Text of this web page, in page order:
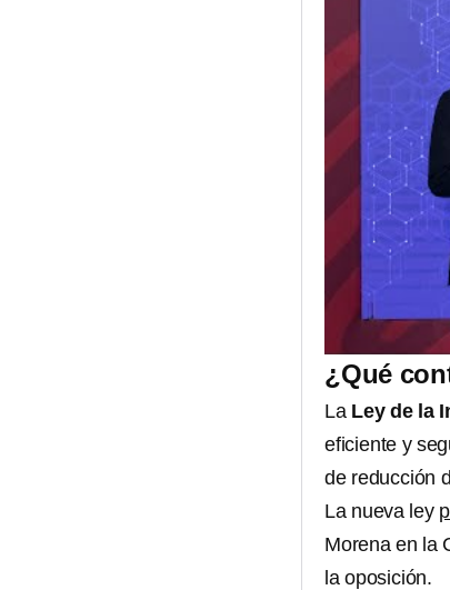
¿Qué
La Ley de la
eficiente y
de reducción
La nueva ley
Morena en la
la oposición.